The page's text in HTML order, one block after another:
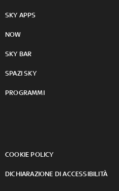
SKY APPS
NOW
SKY BAR
SPAZI SKY
PROGRAMMI
COOKIE POLICY
DICHIARAZIONE DI ACCESSIBILITÀ